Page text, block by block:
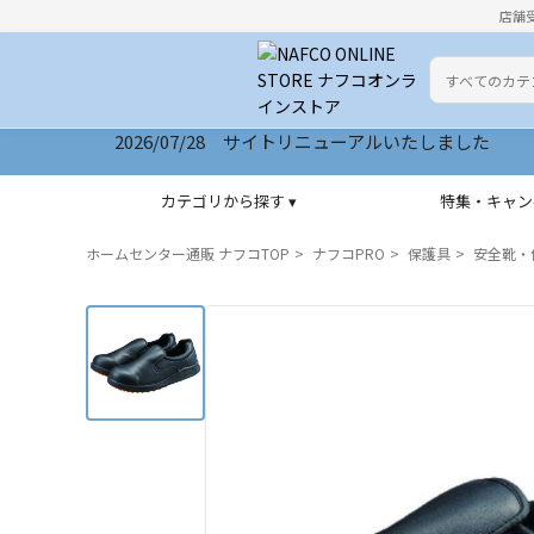
店舗
カテゴリ
検索キーワー
2026/07/28 サイトリニューアルいたしました
カテゴリから探す ▾ 特集・キャ
ホームセンター通販 ナフコTOP ナフコPRO 保護具 安全靴